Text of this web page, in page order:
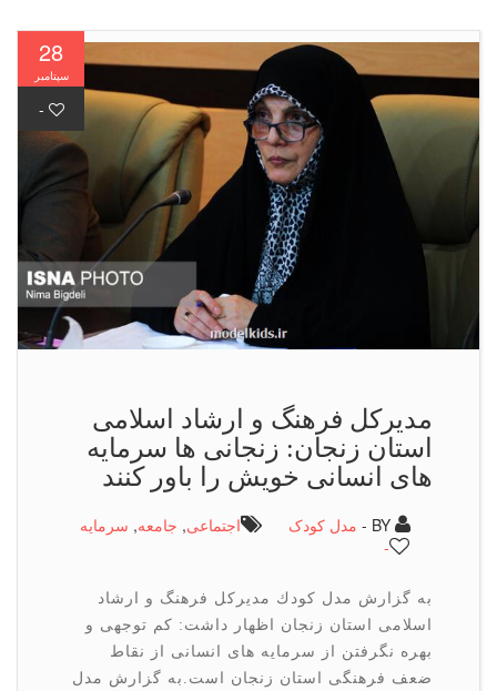
28
-
مدیركل فرهنگ و ارشاد اسلامی
استان زنجان: زنجانی ها سرمایه
های انسانی خویش را باور كنند
مدل کودک اجتماعی,جامعه ,سرمایه
به گزارش مدل كودك مدیركل فرهنگ و ارشاد
اسلامی استان زنجان اظهار داشت: كم توجهی و
بهره نگرفتن از سرمایه های انسانی از نقاط
ضعف فرهنگی استان زنجان است.به گزارش مدل